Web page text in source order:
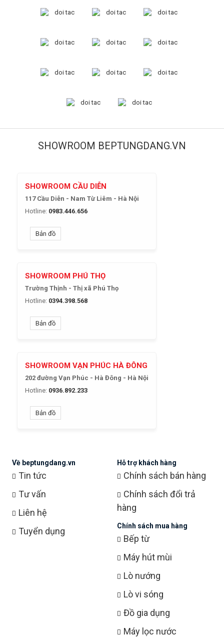
SHOWROOM BEPTUNGDANG.VN
SHOWROOM CẦU DIỄN
117 Cầu Diễn - Nam Từ Liêm - Hà Nội
Hotline: 0983.446.656
Bản đồ
SHOWROOM PHÚ THỌ
Trường Thịnh - Thị xã Phú Thọ
Hotline: 0394.398.568
Bản đồ
SHOWROOM VẠN PHÚC HÀ ĐÔNG
202 đường Vạn Phúc - Hà Đông - Hà Nội
Hotline: 0936.892.233
Bản đồ
Về beptungdang.vn
Tin tức
Tư vấn
Liên hệ
Tuyển dụng
Hỗ trợ khách hàng
Chính sách bán hàng
Chính sách đổi trả
hàng
Chính sách mua hàng
Bếp từ
Máy hút mùi
Lò nướng
Lò vi sóng
Đồ gia dụng
Máy lọc nước